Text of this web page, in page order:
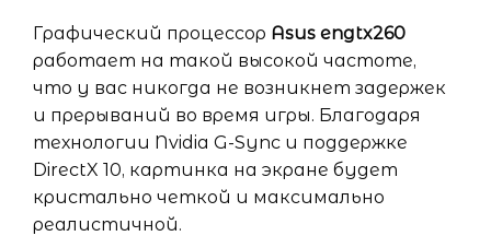
Графический процессор Asus engtx260
работает на такой высокой частоте,
что у вас никогда не возникнет задержек
и прерываний во время игры. Благодаря
технологии Nvidia G-Sync и поддержке
DirectX 10, картинка на экране будет
кристально четкой и максимально
реалистичной.